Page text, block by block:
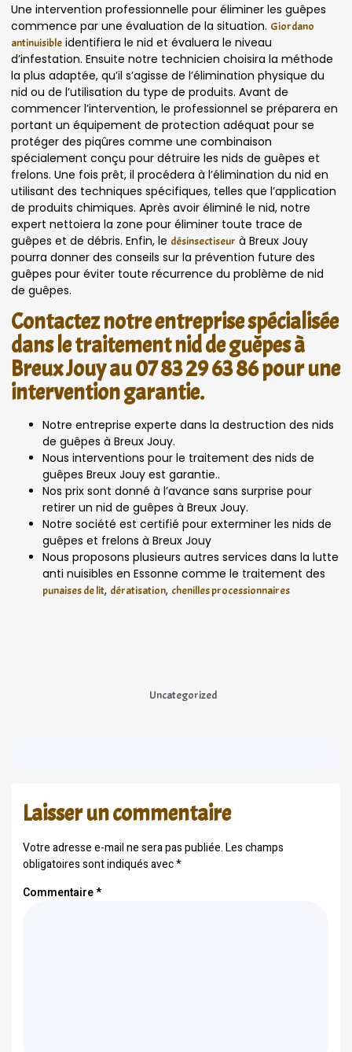
Une intervention professionnelle pour éliminer les guêpes
commence par une évaluation de la situation. Giordano
antinuisible identifiera le nid et évaluera le niveau
d’infestation. Ensuite notre technicien choisira la méthode
la plus adaptée, qu’il s’agisse de l’élimination physique du
nid ou de l’utilisation du type de produits. Avant de
commencer l’intervention, le professionnel se préparera en
portant un équipement de protection adéquat pour se
protéger des piqûres comme une combinaison
spécialement conçu pour détruire les nids de guêpes et
frelons. Une fois prêt, il procédera à l’élimination du nid en
utilisant des techniques spécifiques, telles que l’application
de produits chimiques. Après avoir éliminé le nid, notre
expert nettoiera la zone pour éliminer toute trace de
guêpes et de débris. Enfin, le désinsectiseur à Breux Jouy
pourra donner des conseils sur la prévention future des
guêpes pour éviter toute récurrence du problème de nid
de guêpes.
Contactez notre entreprise spécialisée
dans le traitement nid de guêpes à
Breux Jouy au 07 83 29 63 86 pour une
intervention garantie.
Notre entreprise experte dans la destruction des nids
de guêpes à Breux Jouy.
Nous interventions pour le traitement des nids de
guêpes Breux Jouy est garantie..
Nos prix sont donné à l’avance sans surprise pour
retirer un nid de guêpes à Breux Jouy.
Notre société est certifié pour exterminer les nids de
guêpes et frelons à Breux Jouy
Nous proposons plusieurs autres services dans la lutte
anti nuisibles en Essonne comme le traitement des
punaises de lit, dératisation, chenilles processionnaires
Uncategorized
Laisser un commentaire
Votre adresse e-mail ne sera pas publiée.Les champs
obligatoires sont indiqués avec*
Commentaire*